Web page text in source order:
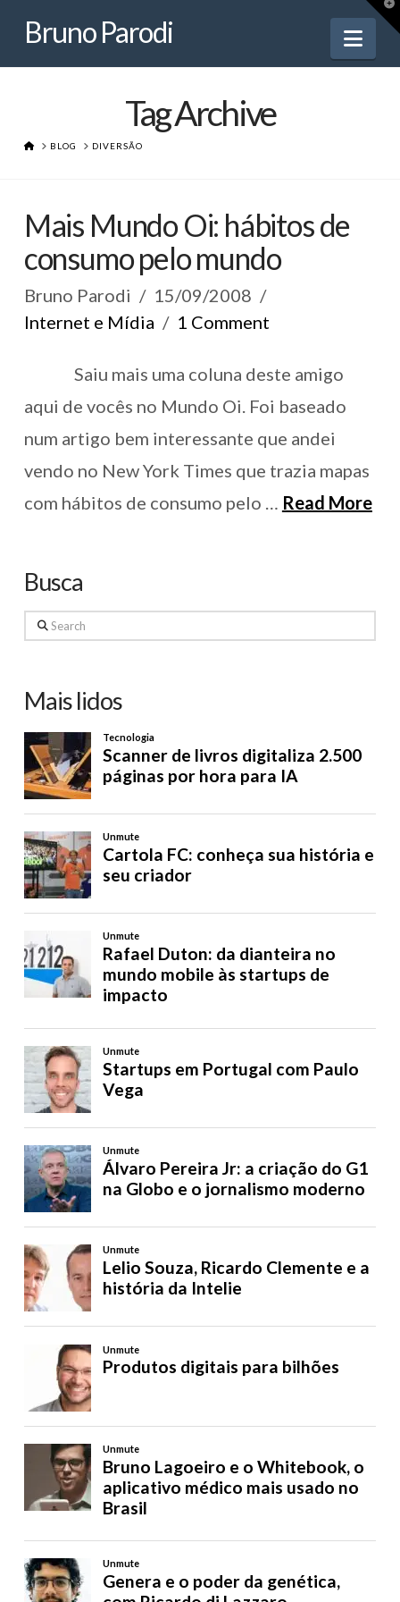
Bruno
Parodi
Bruno Parodi
Tag Archive
HOME
BLOG DIVERSÃO
Mais Mundo Oi: hábitos de
consumo pelo mundo
Bruno Parodi
15/09/2008
Internet e Mídia
1 Comment
Saiu mais uma coluna deste amigo
aqui de vocês no Mundo Oi. Foi baseado
num artigo bem interessante que andei
vendo no New York Times que trazia mapas
com hábitos de consumo pelo … Read More
Busca
Search
Mais lidos